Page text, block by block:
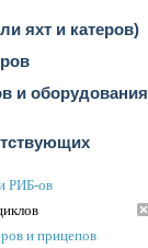
яхт и катеров)
и оборудования
РИБ-ов
и прицепов